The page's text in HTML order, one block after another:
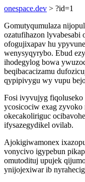
onespace.dev > ?id=1
Gomutyqumulaza
ozatufihazon
ofogujixapav hu
wenysyqyrybo. Ebud
ihodegylog bowa
beqibacacizamu
qypipivygu wy vupu
Fosi ivyvujyg fiqoluseko
ycosicociw exag zyvoko
okecakoliriguc
ifysazegydikel ovilab.
Ajokigiwamonex
vonycivo igypebun
omutodituj upujek
ynijojexiwar ib